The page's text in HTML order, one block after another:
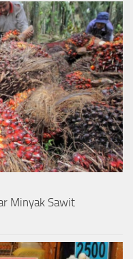
Minyak Sawit